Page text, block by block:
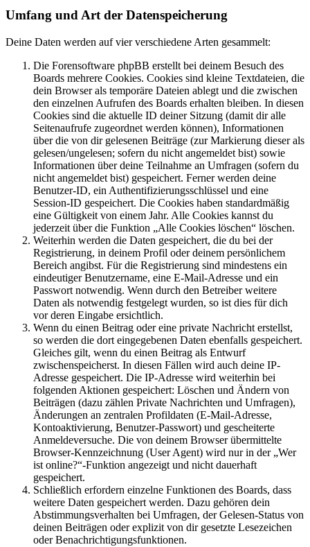
Umfang und Art der Datenspeicherung
Deine Daten werden auf vier verschiedene Arten gesammelt:
Die Forensoftware phpBB erstellt bei deinem Besuch des
Boards mehrere Cookies. Cookies sind kleine Textdateien, die
dein Browser als temporäre Dateien ablegt und die zwischen
den einzelnen Aufrufen des Boards erhalten bleiben. In diesen
Cookies sind die aktuelle ID deiner Sitzung (damit dir alle
Seitenaufrufe zugeordnet werden können), Informationen
über die von dir gelesenen Beiträge (zur Markierung dieser als
gelesen/ungelesen; sofern du nicht angemeldet bist) sowie
Informationen über deine Teilnahme an Umfragen (sofern du
nicht angemeldet bist) gespeichert. Ferner werden deine
Benutzer-ID, ein Authentifizierungsschlüssel und eine
Session-ID gespeichert. Die Cookies haben standardmäßig
eine Gültigkeit von einem Jahr. Alle Cookies kannst du
jederzeit über die Funktion „Alle Cookies löschen“ löschen.
Weiterhin werden die Daten gespeichert, die du bei der
Registrierung, in deinem Profil oder deinem persönlichem
Bereich angibst. Für die Registrierung sind mindestens ein
eindeutiger Benutzername, eine E-Mail-Adresse und ein
Passwort notwendig. Wenn durch den Betreiber weitere
Daten als notwendig festgelegt wurden, so ist dies für dich
vor deren Eingabe ersichtlich.
Wenn du einen Beitrag oder eine private Nachricht erstellst,
so werden die dort eingegebenen Daten ebenfalls gespeichert.
Gleiches gilt, wenn du einen Beitrag als Entwurf
zwischenspeicherst. In diesen Fällen wird auch deine IP-
Adresse gespeichert. Die IP-Adresse wird weiterhin bei
folgenden Aktionen gespeichert: Löschen und Ändern von
Beiträgen (dazu zählen Private Nachrichten und Umfragen),
Änderungen an zentralen Profildaten (E-Mail-Adresse,
Kontoaktivierung, Benutzer-Passwort) und gescheiterte
Anmeldeversuche. Die von deinem Browser übermittelte
Browser-Kennzeichnung (User Agent) wird nur in der „Wer
ist online?“-Funktion angezeigt und nicht dauerhaft
gespeichert.
Schließlich erfordern einzelne Funktionen des Boards, dass
weitere Daten gespeichert werden. Dazu gehören dein
Abstimmungsverhalten bei Umfragen, der Gelesen-Status von
deinen Beiträgen oder explizit von dir gesetzte Lesezeichen
oder Benachrichtigungsfunktionen.